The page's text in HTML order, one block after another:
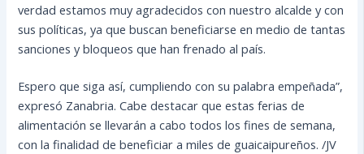
verdad estamos muy agradecidos con nuestro alcalde y con
sus políticas, ya que buscan beneficiarse en medio de tantas
sanciones y bloqueos que han frenado al país.
Espero que siga así, cumpliendo con su palabra empeñada”,
expresó Zanabria. Cabe destacar que estas ferias de
alimentación se llevarán a cabo todos los fines de semana,
con la finalidad de beneficiar a miles de guaicaipureños. /JV